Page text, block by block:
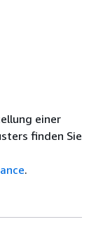
einer
finden Sie
.